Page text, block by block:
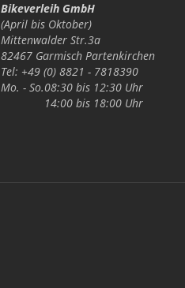
Bikeverleih GmbH
(April bis Oktober)
Mittenwalder Str.3a
82467 Garmisch Partenkirchen
Tel: +49 (0) 8821 - 7818390
Mo. - So.08:30 bis 12:30 Uhr
14:00 bis 18:00 Uhr